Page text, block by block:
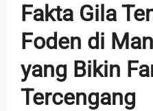
Fakta Gila
Foden di
yang Bikin
Tercengang